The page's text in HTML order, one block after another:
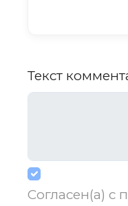
Текст
Согласен(а) с